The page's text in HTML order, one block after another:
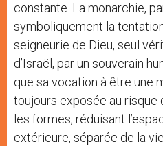
constante. La monarchie,
symboliquement la
seigneurie de Dieu, seul
d’Israël, par un souverain
que sa vocation à être une
toujours exposée au risque
les formes, réduisant
extérieure, séparée de la